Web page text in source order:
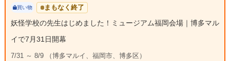
買い物 まもなく終了
妖怪学校の先生はじめました！ミュージアム福岡会場｜博多マル
イで7月31日開幕
7/31 ～ 8/9 （博多マルイ、福岡市、博多区）